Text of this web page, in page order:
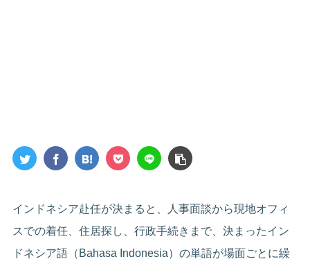
インドネシア赴任が決まると、人事面談から現地オフィ
スでの着任、住居探し、行政手続きまで、決まったイン
ドネシア語（Bahasa Indonesia）の単語が場面ごとに繰